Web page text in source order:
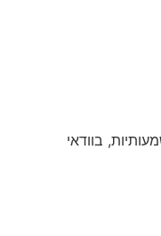
בוודאי